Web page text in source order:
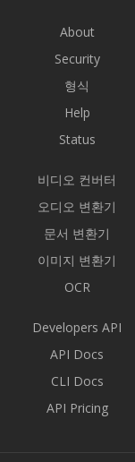
About
Security
형식
Help
Status
비디오 컨버터
오디오 변환기
문서 변환기
이미지 변환기
OCR
Developers API
API Docs
CLI Docs
API Pricing